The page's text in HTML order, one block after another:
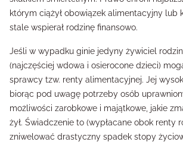
którym ciążył obowiązek alimentacyjny lub
stale wspierał rodzinę finansowo.
Jeśli w wypadku ginie jedyny żywiciel
(najczęściej wdowa i osierocone dzieci)
sprawcy tzw. renty alimentacyjnej. Jej
biorąc pod uwagę potrzeby osób
możliwości zarobkowe i majątkowe, jakie
żył. Świadczenie to (wypłacane obok renty
zniwelować drastyczny spadek stopy